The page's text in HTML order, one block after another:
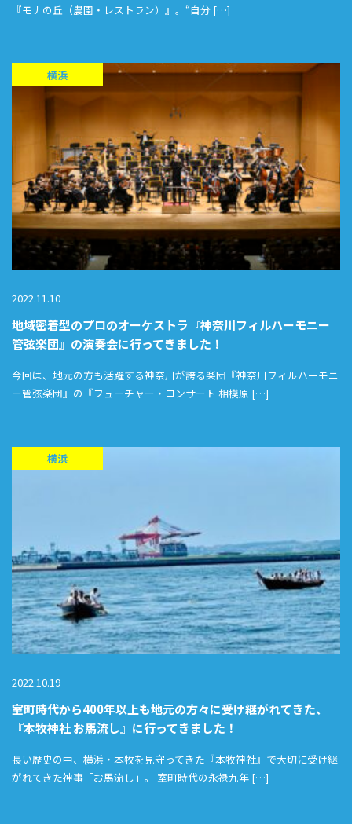
『モナの丘（農園・レストラン）』。“自分 […]
横浜
2022.11.10
地域密着型のプロのオーケストラ『神奈川フィルハーモニー
管弦楽団』の演奏会に行ってきました！
今回は、地元の方も活躍する神奈川が誇る楽団『神奈川フィルハーモニ
ー管弦楽団』の『フューチャー・コンサート 相模原 […]
横浜
2022.10.19
室町時代から400年以上も地元の方々に受け継がれてきた、
『本牧神社 お馬流し』に行ってきました！
長い歴史の中、横浜・本牧を見守ってきた『本牧神社』で大切に受け継
がれてきた神事「お馬流し」。 室町時代の永禄九年 […]